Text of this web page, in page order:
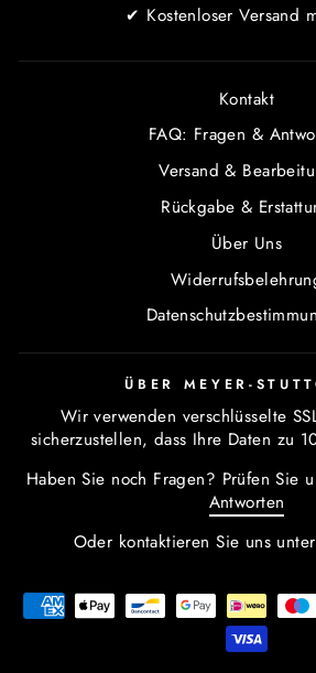
✔ Kostenloser Versand
Kontakt
FAQ: Fragen &
Versand &
Rückgabe &
Über Uns
ÜBER MEYER-
Wir verwenden verschlüsselte
sicherzustellen, dass Ihre Daten zu
Haben Sie noch Fragen? Prüfen Sie
Antworten
Oder kontaktieren Sie uns unter